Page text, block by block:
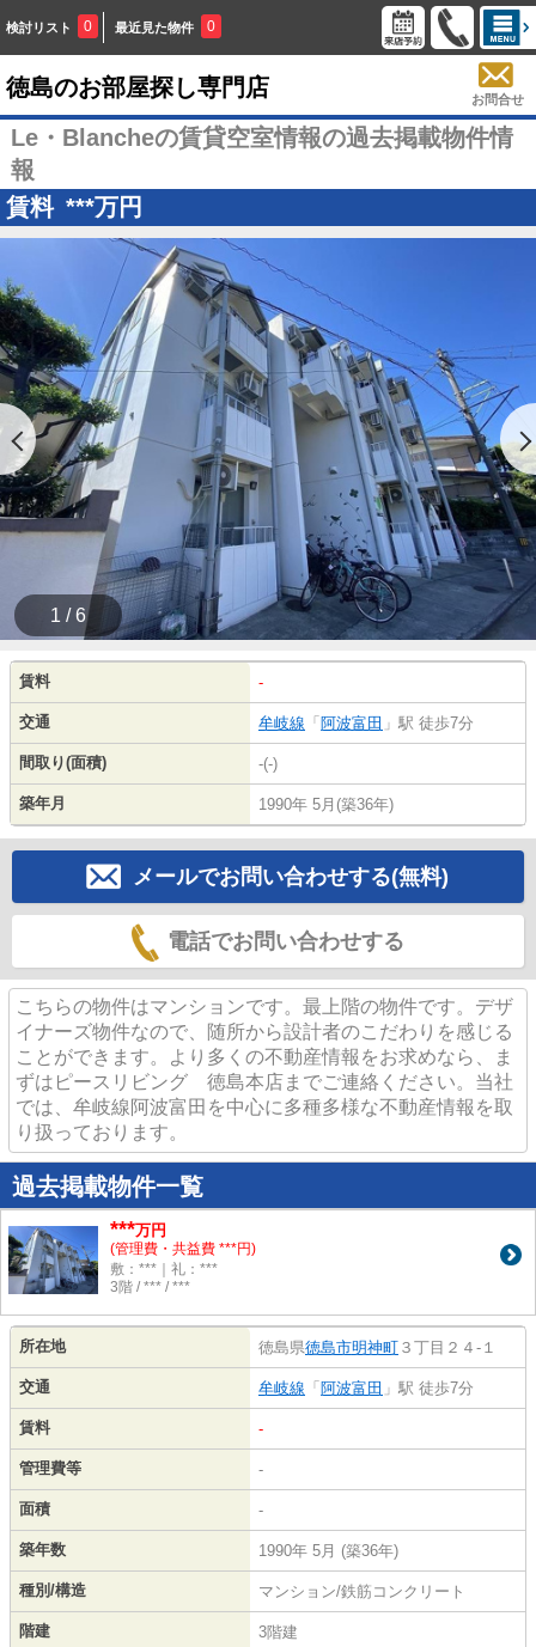
検討リスト 0 最近見た物件 0
徳島のお部屋探し専門店 お問合せ
Le・Blancheの賃貸空室情報の過去掲載物件情
報
賃料 ***万円
1 / 6
賃料 -
交通 牟岐線 「 阿波富田 」駅 徒歩7分
間取り(面積) -(-)
築年月 1990年 5月(築36年)
メールでお問い合わせする(無料)
電話でお問い合わせする
こちらの物件はマンションです。最上階の物件です。デザ
イナーズ物件なので、随所から設計者のこだわりを感じる
ことができます。より多くの不動産情報をお求めなら、ま
ずはピースリビング 徳島本店までご連絡ください。当社
では、牟岐線阿波富田を中心に多種多様な不動産情報を取
り扱っております。
過去掲載物件一覧
***万円
(管理費・共益費 ***円)
敷：***｜礼：***
3階 / *** / ***
所在地 徳島県徳島市明神町 ３丁目２４-１
交通 牟岐線 「 阿波富田 」駅 徒歩7分
賃料 -
管理費等 -
面積 -
築年数 1990年 5月 (築36年)
種別/構造 マンション/鉄筋コンクリート
階建 3階建